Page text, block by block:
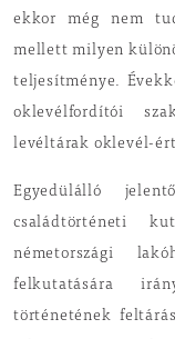
ekkor még nem
mellett milyen
teljesítménye.
oklevélfordítói
levéltárak oklevél-
Egyedülálló
családtörténeti
németországi
felkutatására
történetének